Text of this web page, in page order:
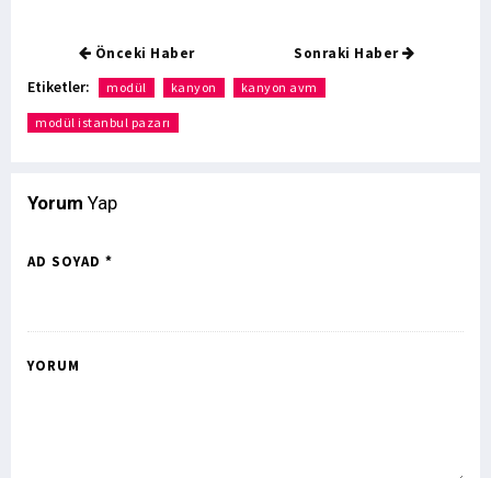
Önceki Haber Sonraki Haber
Etiketler: modül kanyon kanyon avm
modül istanbul pazarı
Yorum Yap
AD SOYAD *
YORUM